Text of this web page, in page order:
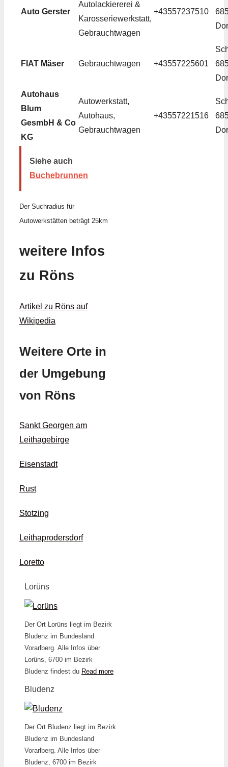
Auto Gerster
Autolackiererei &
Karosseriewerkstatt,
Gebrauchtwagen
+43557237510
FIAT Mäser Gebrauchtwagen +43557225601
Autohaus
Blum
GesmbH & Co
KG
Autowerkstatt,
Autohaus,
Gebrauchtwagen
+43557221516
Siehe auch
Buchebrunnen
Der Suchradius für
Autowerkstätten beträgt 25km
weitere Infos
zu Röns
Artikel zu Röns auf
Wikipedia
Weitere Orte in
der Umgebung
von Röns
Sankt Georgen am
Leithagebirge
Eisenstadt
Rust
Stotzing
Leithaprodersdorf
Loretto
Lorüns
Der Ort Lorüns liegt im Bezirk
Bludenz im Bundesland
Vorarlberg. Alle Infos über
Lorüns, 6700 im Bezirk
Bludenz findest du Read more
Bludenz
Der Ort Bludenz liegt im Bezirk
Bludenz im Bundesland
Vorarlberg. Alle Infos über
Bludenz, 6700 im Bezirk